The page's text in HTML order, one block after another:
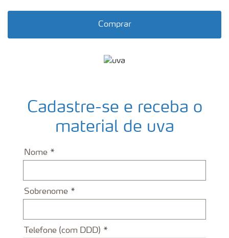
Comprar
Cadastre-se e receba o
material de uva
Nome
Sobrenome
Telefone (com DDD)